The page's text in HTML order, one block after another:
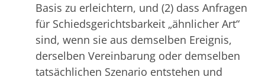
Basis zu erleichtern, und (2) dass Anfragen
für Schiedsgerichtsbarkeit „ähnlicher Art“
sind, wenn sie aus demselben Ereignis,
derselben Vereinbarung oder demselben
tatsächlichen Szenario entstehen und